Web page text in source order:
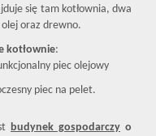
się tam kotłownia, dwa
olej oraz drewno.
kotłownie:
piec olejowy
piec na pelet.
budynek gospodarczy o